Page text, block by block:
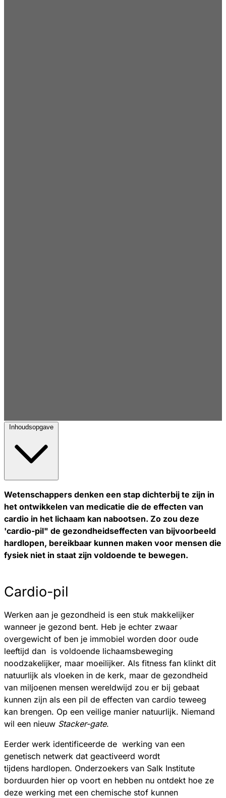
Inhoudsopgave
Wetenschappers denken een stap dichterbij te zijn in
het ontwikkelen van medicatie die de effecten van
cardio in het lichaam kan nabootsen. Zo zou deze
'cardio-pil" de gezondheidseffecten van bijvoorbeeld
hardlopen, bereikbaar kunnen maken voor mensen die
fysiek niet in staat zijn voldoende te bewegen.
Cardio-pil
Werken aan je gezondheid is een stuk makkelijker
wanneer je gezond bent. Heb je echter zwaar
overgewicht of ben je immobiel worden door oude
leeftijd dan is voldoende lichaamsbeweging
noodzakelijker, maar moeilijker. Als fitness fan klinkt dit
natuurlijk als vloeken in de kerk, maar de gezondheid
van miljoenen mensen wereldwijd zou er bij gebaat
kunnen zijn als een pil de effecten van cardio teweeg
kan brengen. Op een veilige manier natuurlijk. Niemand
wil een nieuw Stacker-gate.
Eerder werk identificeerde de werking van een
genetisch netwerk dat geactiveerd wordt
tijdens hardlopen. Onderzoekers van Salk Institute
borduurden hier op voort en hebben nu ontdekt hoe ze
deze werking met een chemische stof kunnen